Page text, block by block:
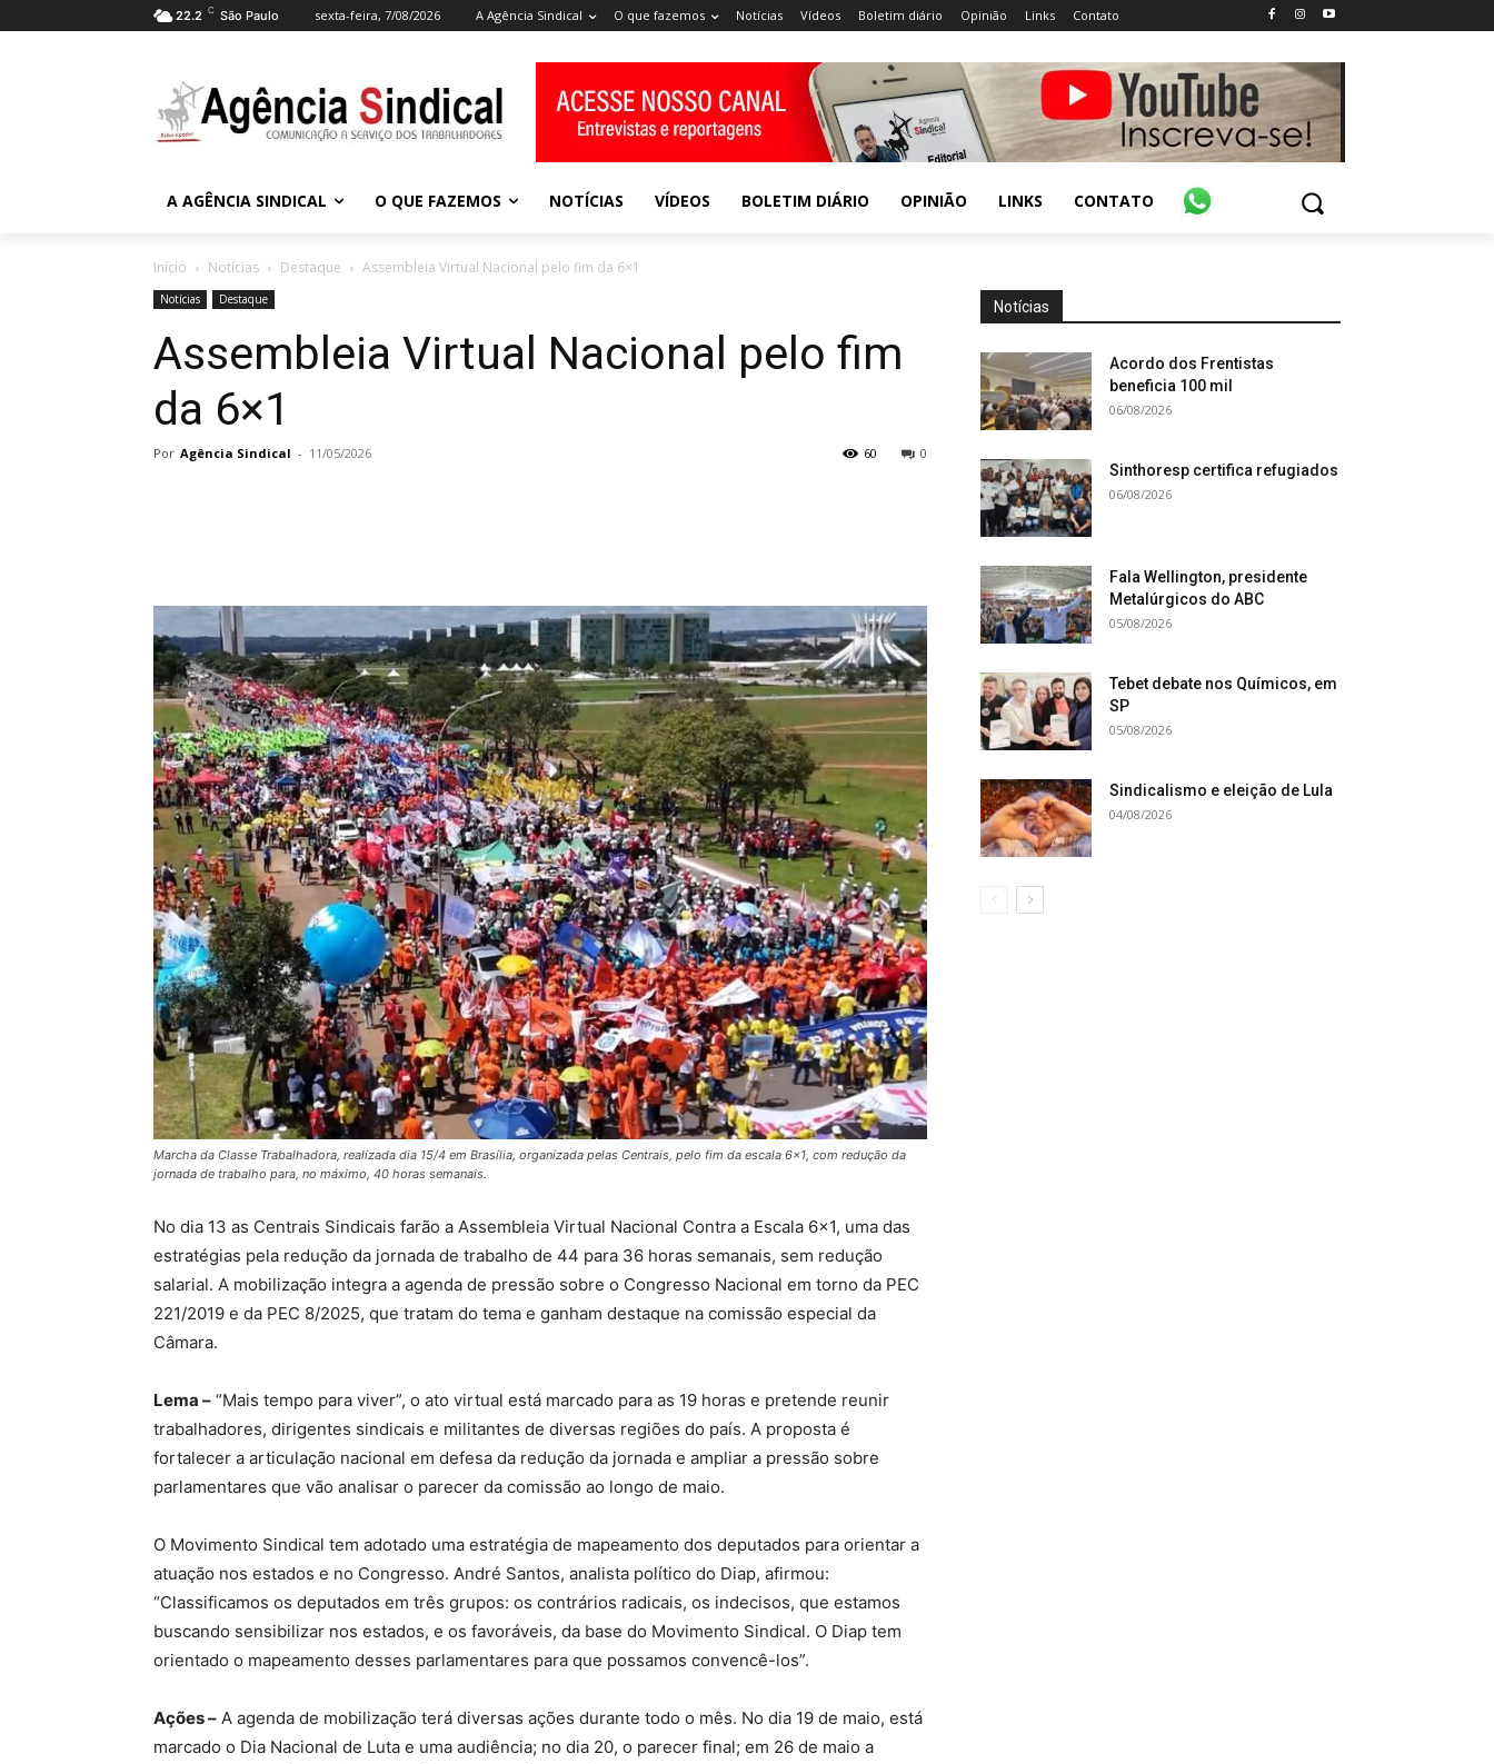
22.2 C São Paulo sexta-feira, 7/08/2026 A Agência Sindical O que fazemos Notícias Vídeos Boletim diário Opinião Links Contato
A AGÊNCIA SINDICAL O QUE FAZEMOS NOTÍCIAS VÍDEOS BOLETIM DIÁRIO OPINIÃO LINKS CONTATO
Início Notícias Destaque Assembleia Virtual Nacional pelo fim da 6×1
Notícias Destaque
Assembleia Virtual Nacional pelo fim
da 6×1
Por Agência Sindical - 11/05/2026 0
60
Marcha da Classe Trabalhadora, realizada dia 15/4 em Brasília, organizada pelas Centrais, pelo fim da escala 6×1, com redução da
jornada de trabalho para, no máximo, 40 horas semanais.
No dia 13 as Centrais Sindicais farão a Assembleia Virtual Nacional Contra a Escala 6×1, uma das
estratégias pela redução da jornada de trabalho de 44 para 36 horas semanais, sem redução
salarial. A mobilização integra a agenda de pressão sobre o Congresso Nacional em torno da PEC
221/2019 e da PEC 8/2025, que tratam do tema e ganham destaque na comissão especial da
Câmara.
Lema – “Mais tempo para viver”, o ato virtual está marcado para as 19 horas e pretende reunir
trabalhadores, dirigentes sindicais e militantes de diversas regiões do país. A proposta é
fortalecer a articulação nacional em defesa da redução da jornada e ampliar a pressão sobre
parlamentares que vão analisar o parecer da comissão ao longo de maio.
O Movimento Sindical tem adotado uma estratégia de mapeamento dos deputados para orientar a
atuação nos estados e no Congresso. André Santos, analista político do Diap, afirmou:
“Classificamos os deputados em três grupos: os contrários radicais, os indecisos, que estamos
buscando sensibilizar nos estados, e os favoráveis, da base do Movimento Sindical. O Diap tem
orientado o mapeamento desses parlamentares para que possamos convencê-los”.
Ações – A agenda de mobilização terá diversas ações durante todo o mês. No dia 19 de maio, está
marcado o Dia Nacional de Luta e uma audiência; no dia 20, o parecer final; em 26 de maio a
Notícias
Acordo dos Frentistas
beneficia 100 mil
06/08/2026
Sinthoresp certifica refugiados
06/08/2026
Fala Wellington, presidente
Metalúrgicos do ABC
05/08/2026
Tebet debate nos Químicos, em
SP
05/08/2026
Sindicalismo e eleição de Lula
04/08/2026